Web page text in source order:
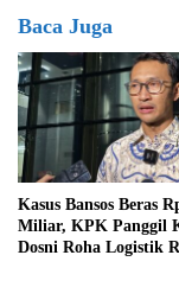
Baca Juga
Kasus Bansos Beras
Miliar, KPK Panggil
Dosni Roha Logistik